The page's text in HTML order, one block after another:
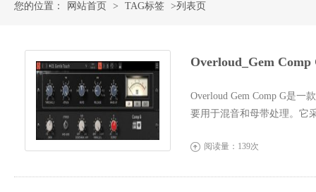
您的位置： 网站首页 > TAG标签 >列表页
Overloud_Gem
Overloud Gem Comp G是一
要用于混音和母带处理。它
 阅读量：139次